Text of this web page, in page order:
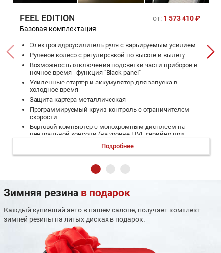
FEEL EDITION от: 1 573 410 ₽
Базовая комплектация
Электрогидроусилитель руля с варьируемым усилием
Рулевое колесо с регулировкой по высоте и вылету
Возможность отключения подсветки части приборов в
ночное время - функция "Black panel"
Усиленные стартер и аккумулятор для запуска в
холодное время
Защита картера металлическая
Программируемый круиз-контроль с ограничителем
скорости
Бортовой компьютер с монохромным дисплеем на
центральной консоли (на уровне LIVE серийно при
Антиблокировочная система тормозов (ABS)
устойчивости (ESP) + Интеллектуальная система
Электронный иммобилайзер
Автоматическая блокировка дверей при скорости
свыше 10 км/ч
Крепления ISOFIX для детского кресла на задних
боковых сиденьях
Подробнее
Зимняя резина в подарок
Каждый купивший авто в нашем салоне, получает комплект
зимней резины на литых дисках в подарок.